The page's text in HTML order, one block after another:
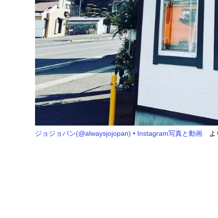
ジョジョパン(@alwaysjojopan) • Instagram写真と動画 よ